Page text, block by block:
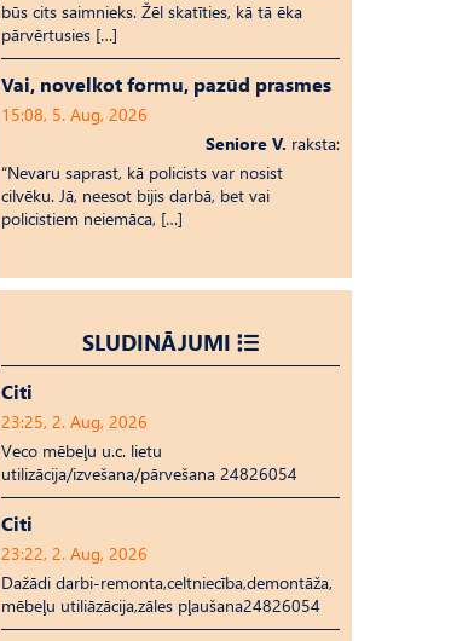
būs cits saimnieks. Žēl skatīties, kā tā ēka
pārvērtusies […]
Vai, novelkot formu, pazūd prasmes
15:08, 5. Aug, 2026
Seniore V. raksta:
“Nevaru saprast, kā policists var nosist
cilvēku. Jā, neesot bijis darbā, bet vai
policistiem neiemāca, […]
SLUDINĀJUMI
Citi
23:25, 2. Aug, 2026
Veco mēbeļu u.c. lietu
utilizācija/izvešana/pārvešana 24826054
Citi
23:22, 2. Aug, 2026
Dažādi darbi-remonta,celtniecība,demontāža,
mēbeļu utiliāzācija,zāles pļaušana24826054